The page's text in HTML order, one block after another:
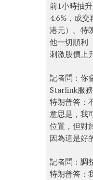
前1小時抽
4.6%，成
港元）。特
他一切順利
刺激股價上
記者問：你
Starlink服
特朗普答：
意思是，我
位置，但對
因為這是好
記者問：調
特朗普答：